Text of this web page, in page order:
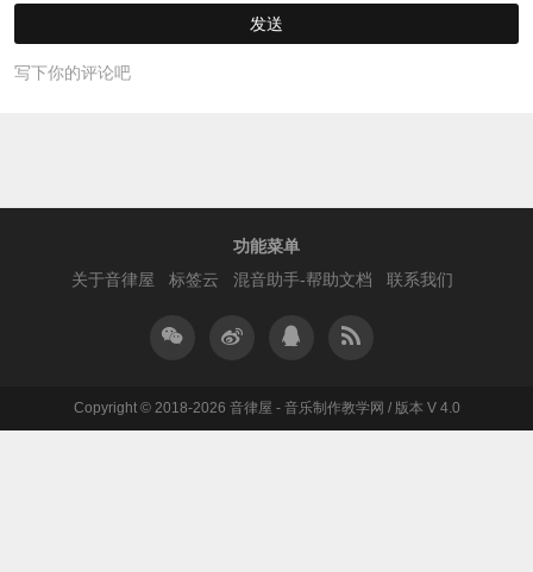
写下你的评论吧
功能菜单
关于音律屋
标签云 混音助手-帮助文档 联系我们
Copyright © 2018-2026 音律屋 - 音乐制作教学网 / 版本 V 4.0